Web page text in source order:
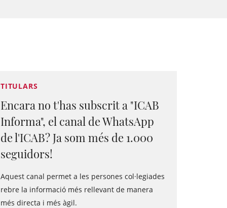
TITULARS
Encara no t'has subscrit a "ICAB
Informa", el canal de WhatsApp
de l'ICAB? Ja som més de 1.000
seguidors!
Aquest canal permet a les persones col·legiades
rebre la informació més rellevant de manera
més directa i més àgil.